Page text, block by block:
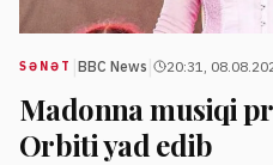
SƏNƏT BBC News 20:31,
Madonna musiqi
Orbiti yad edib